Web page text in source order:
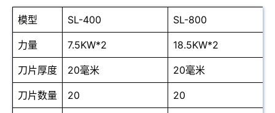
模型 SL-400 SL-800
力量 7.5KW*2 18.5KW*2
刀片厚度 20毫米 20毫米
刀片数量 20 20